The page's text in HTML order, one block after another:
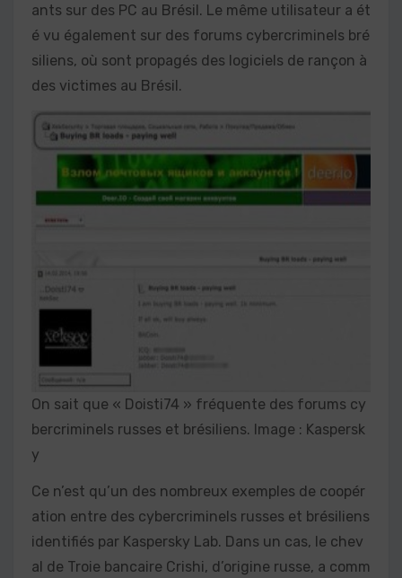
ants sur des PC au Brésil. Le même utilisateur a ét
é vu également sur des forums cybercriminels bré
siliens, où sont propagés des logiciels de rançon à
des victimes au Brésil.
On sait que « Doisti74 » fréquente des forums cy
bercriminels russes et brésiliens. Image : Kaspersk
y
Ce n’est qu’un des nombreux exemples de coopér
ation entre des cybercriminels russes et brésiliens
identifiés par Kaspersky Lab. Dans un cas, le chev
al de Troie bancaire Crishi, d’origine russe, a comm